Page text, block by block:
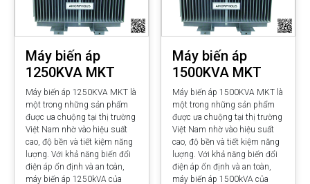
Máy biến áp
1250KVA MKT
Máy biến áp 1250KVA MKT là
một trong những sản phẩm
được ưa chuộng tại thị trường
Việt Nam nhờ vào hiệu suất
cao, độ bền và tiết kiệm năng
lượng. Với khả năng biến đổi
điện áp ổn định và an toàn,
máy biến áp 1250kVA của
Máy biến áp
1500KVA MKT
Máy biến áp 1500KVA MKT là
một trong những sản phẩm
được ưa chuộng tại thị trường
Việt Nam nhờ vào hiệu suất
cao, độ bền và tiết kiệm năng
lượng. Với khả năng biến đổi
điện áp ổn định và an toàn,
máy biến áp 1500kVA của